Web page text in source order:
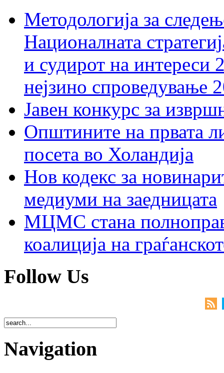
Методологија за
Националната
и судирот на интереси
нејзино спроведување
Јавен конкурс за
Општините на првата
посета во Холандија
Нов кодекс за
медиуми на заедницата
МЦМС стана
коалиција на
Follow Us
Navigation